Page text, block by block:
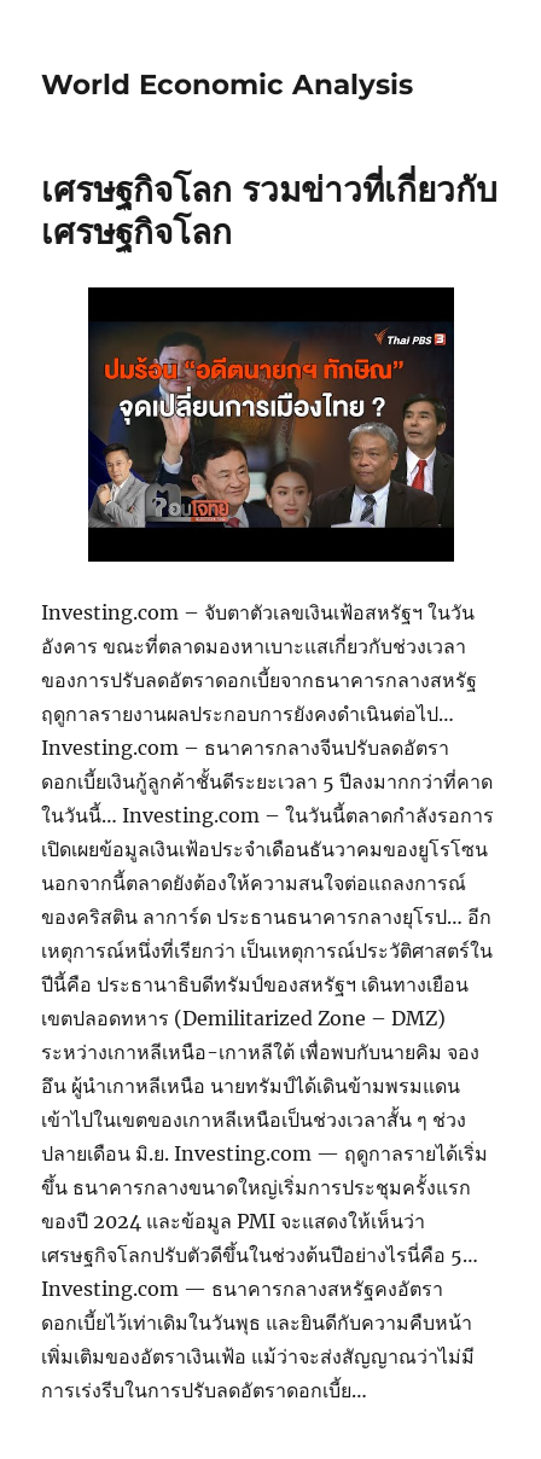
World Economic Analysis
เศรษฐกิจโลก รวมข่าวที่เกี่ยวกับ
เศรษฐกิจโลก
Investing.com – จับตาตัวเลขเงินเฟ้อสหรัฐฯ ในวัน
อังคาร ขณะที่ตลาดมองหาเบาะแสเกี่ยวกับช่วงเวลา
ของการปรับลดอัตราดอกเบี้ยจากธนาคารกลางสหรัฐ
ฤดูกาลรายงานผลประกอบการยังคงดำเนินต่อไป…
Investing.com – ธนาคารกลางจีนปรับลดอัตรา
ดอกเบี้ยเงินกู้ลูกค้าชั้นดีระยะเวลา 5 ปีลงมากกว่าที่คาด
ในวันนี้… Investing.com – ในวันนี้ตลาดกำลังรอการ
เปิดเผยข้อมูลเงินเฟ้อประจำเดือนธันวาคมของยูโรโซน
นอกจากนี้ตลาดยังต้องให้ความสนใจต่อแถลงการณ์
ของคริสติน ลาการ์ด ประธานธนาคารกลางยุโรป… อีก
เหตุการณ์หนึ่งที่เรียกว่า เป็นเหตุการณ์ประวัติศาสตร์ใน
ปีนี้คือ ประธานาธิบดีทรัมป์ของสหรัฐฯ เดินทางเยือน
เขตปลอดทหาร (Demilitarized Zone – DMZ)
ระหว่างเกาหลีเหนือ-เกาหลีใต้ เพื่อพบกับนายคิม จอง
อึน ผู้นำเกาหลีเหนือ นายทรัมป์ได้เดินข้ามพรมแดน
เข้าไปในเขตของเกาหลีเหนือเป็นช่วงเวลาสั้น ๆ ช่วง
ปลายเดือน มิ.ย. Investing.com — ฤดูกาลรายได้เริ่ม
ขึ้น ธนาคารกลางขนาดใหญ่เริ่มการประชุมครั้งแรก
ของปี 2024 และข้อมูล PMI จะแสดงให้เห็นว่า
เศรษฐกิจโลกปรับตัวดีขึ้นในช่วงต้นปีอย่างไรนี่คือ 5…
Investing.com — ธนาคารกลางสหรัฐคงอัตรา
ดอกเบี้ยไว้เท่าเดิมในวันพุธ และยินดีกับความคืบหน้า
เพิ่มเติมของอัตราเงินเฟ้อ แม้ว่าจะส่งสัญญาณว่าไม่มี
การเร่งรีบในการปรับลดอัตราดอกเบี้ย…